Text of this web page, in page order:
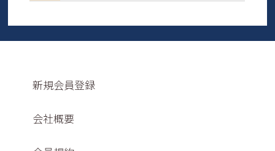
新規会員登録
会社概要